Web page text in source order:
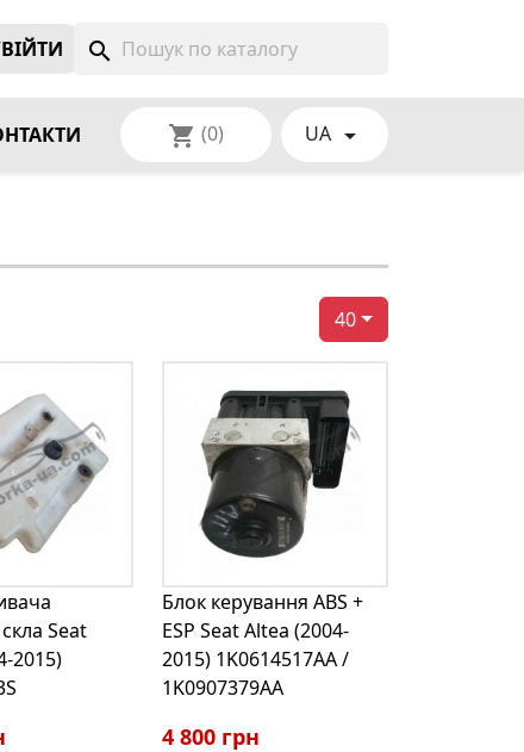
search
shopping_cart (0) UA 
40
Seat
2015)
Блок керування ABS +
ESP Seat Altea (2004-
2015) 1K0614517AA /
1K0907379AA
4 800 грн